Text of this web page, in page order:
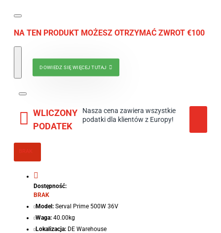
NA TEN PRODUKT MOŻESZ OTRZYMAĆ ZWROT €100
DOWIEDZ SIĘ WIĘCEJ TUTAJ
WLICZONY
PODATEK
Nasza cena zawiera wszystkie
podatki dla klientów z Europy!
Dostępność:
BRAK
Model: Serval Prime 500W 36V
Waga: 40.00kg
Lokalizacja: DE Warehouse